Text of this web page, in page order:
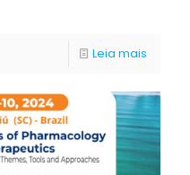
Leia mais